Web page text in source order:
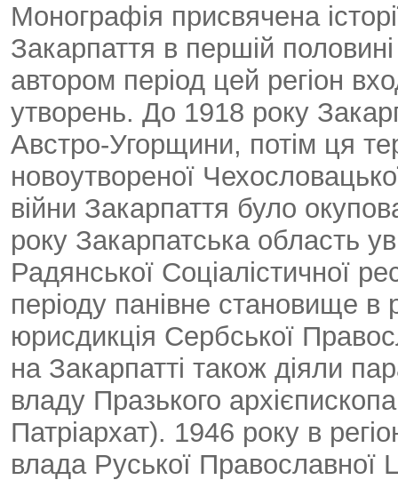
Монографія присвячена
Закарпаття в першій
автором період цей регіон
утворень. До 1918 року
Австро-Угорщини, потім ця
новоутвореної
війни Закарпаття було
року Закарпатська область
Радянської Соціалістичної
періоду панівне становище в
юрисдикція Сербської
на Закарпатті також діяли
владу Празького
Патріархат). 1946 року в
влада Руської Православної